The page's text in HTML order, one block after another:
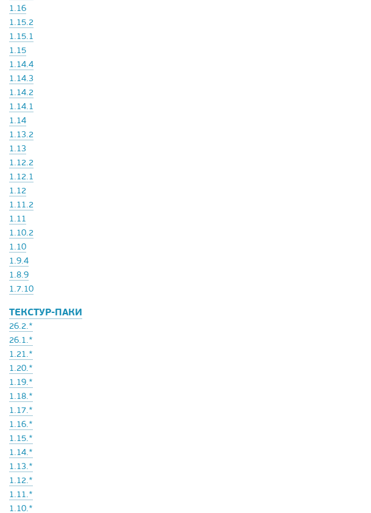
1.16
1.15.2
1.15.1
1.15
1.14.4
1.14.3
1.14.2
1.14.1
1.14
1.13.2
1.13
1.12.2
1.12.1
1.12
1.11.2
1.11
1.10.2
1.10
1.9.4
1.8.9
1.7.10
ТЕКСТУР-ПАКИ
26.2.*
26.1.*
1.21.*
1.20.*
1.19.*
1.18.*
1.17.*
1.16.*
1.15.*
1.14.*
1.13.*
1.12.*
1.11.*
1.10.*